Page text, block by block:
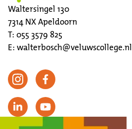
Waltersingel 130
7314 NXApeldoorn
T: 055 3579 825
E: walterbosch@veluwscollege.nl